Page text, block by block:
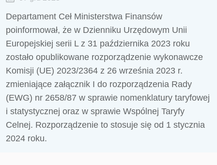
Departament Ceł Ministerstwa Finansów
poinformował, że w Dzienniku Urzędowym Unii
Europejskiej serii L z 31 października 2023 roku
zostało opublikowane rozporządzenie wykonawcze
Komisji (UE) 2023/2364 z 26 września 2023 r.
zmieniające załącznik I do rozporządzenia Rady
(EWG) nr 2658/87 w sprawie nomenklatury taryfowej
i statystycznej oraz w sprawie Wspólnej Taryfy
Celnej. Rozporządzenie to stosuje się od 1 stycznia
2024 roku.